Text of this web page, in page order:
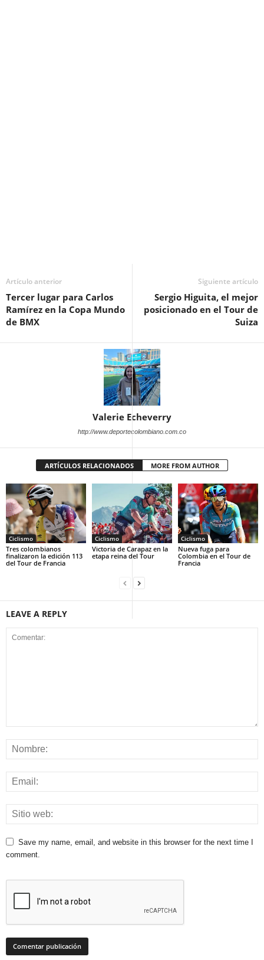
Artículo anterior
Tercer lugar para Carlos
Ramírez en la Copa Mundo
de BMX
Siguiente artículo
Sergio Higuita, el mejor
posicionado en el Tour de
Suiza
Valerie Echeverry
http://www.deportecolombiano.com.co
ARTÍCULOS RELACIONADOS MORE FROM AUTHOR
Ciclismo
Tres colombianos
finalizaron la edición 113
del Tour de Francia
Ciclismo
Victoria de Carapaz en la
etapa reina del Tour
Ciclismo
Nueva fuga para
Colombia en el Tour de
Francia
LEAVE A REPLY
Save my name, email, and website in this browser for the next time I
comment.